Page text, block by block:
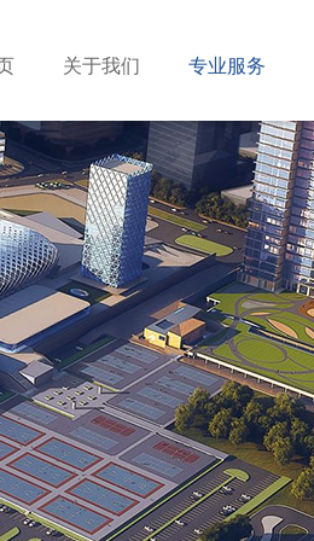
关于我们 专业服务